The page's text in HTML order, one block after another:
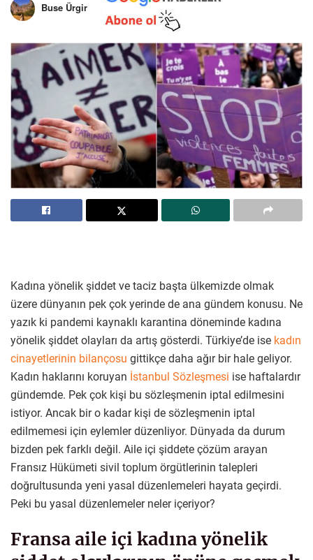
Buse Ürgir
Kadına yönelik şiddet ve taciz başta ülkemizde olmak
üzere dünyanın pek çok yerinde de ana gündem konusu. Ne
yazık ki pandemi kaynaklı karantina döneminde kadına
yönelik şiddet olayları da artış gösterdi. Türkiye’de ise kadın
cinayetlerinin bilançosu gittikçe daha ağır bir hale geliyor.
Kadın haklarını koruyan İstanbul Sözleşmesi ise haftalardır
gündemde. Pek çok kişi bu sözleşmenin iptal edilmesini
istiyor. Ancak bir o kadar kişi de sözleşmenin iptal
edilmemesi için eylemler düzenliyor. Dünyada da durum
bizden pek farklı değil. Aile içi şiddete çözüm arayan
Fransız Hükümeti sivil toplum örgütlerinin talepleri
doğrultusunda yeni yasal düzenlemeleri hayata geçirdi.
Peki bu yasal düzenlemeler neler içeriyor?
Fransa aile içi kadına yönelik